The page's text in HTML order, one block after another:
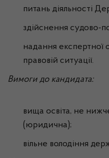
питань діяльності
здійснення судово-
надання експертної
правовій ситуації.
Вимоги до кандидата:
вища освіта, не
(юридична);
вільне володіння